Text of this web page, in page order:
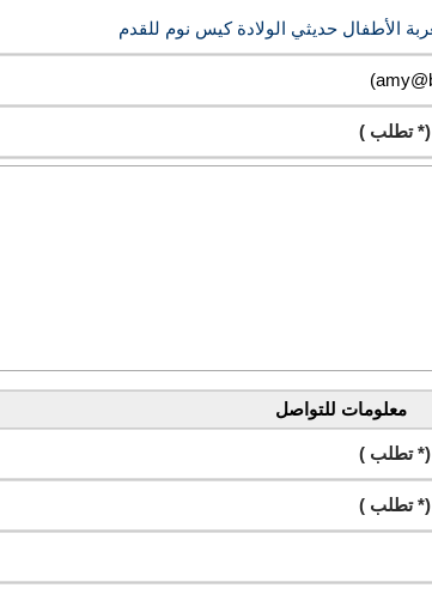
(* تطلب )
معلومات للتواصل
(* تطلب )
(* تطلب )